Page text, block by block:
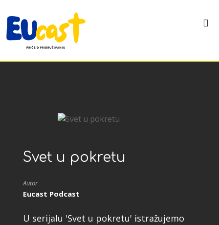
Svet u pokretu
Autor
Eucast Podcast
U serijalu 'Svet u pokretu' istražujemo